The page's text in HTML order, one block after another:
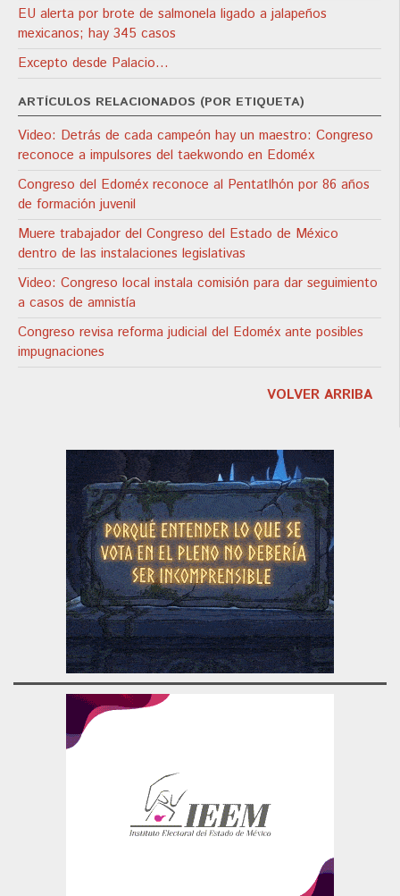
EU alerta por brote de salmonela ligado a jalapeños
mexicanos; hay 345 casos
Excepto desde Palacio…
ARTÍCULOS RELACIONADOS (POR ETIQUETA)
Video: Detrás de cada campeón hay un maestro: Congreso
reconoce a impulsores del taekwondo en Edoméx
Congreso del Edoméx reconoce al Pentatlhón por 86 años
de formación juvenil
Muere trabajador del Congreso del Estado de México
dentro de las instalaciones legislativas
Video: Congreso local instala comisión para dar seguimiento
a casos de amnistía
Congreso revisa reforma judicial del Edoméx ante posibles
impugnaciones
VOLVER ARRIBA